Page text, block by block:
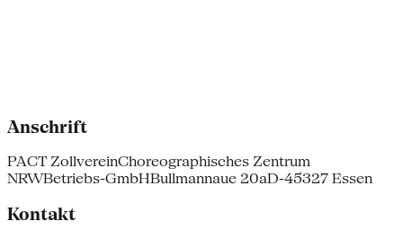
Anschrift
PACT ZollvereinChoreographisches Zentrum
NRWBetriebs-GmbHBullmannaue 20aD-45327 Essen
Kontakt